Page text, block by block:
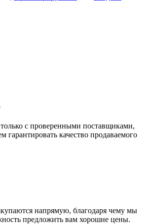
с проверенными поставщиками,
гарантировать качество продаваемого
напрямую, благодаря чему мы
предложить вам хорошие цены.